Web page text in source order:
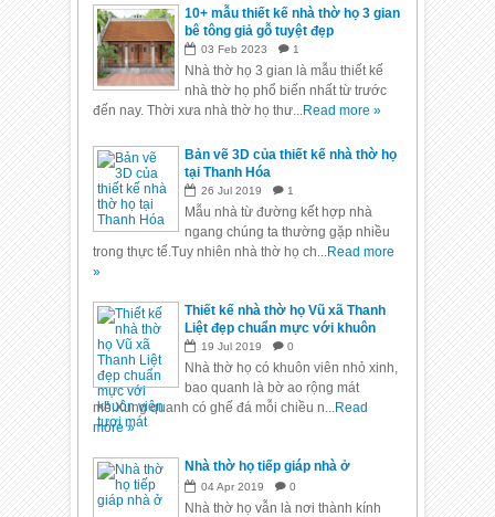
10+ mẫu thiết kế nhà thờ họ 3 gian
bê tông giả gỗ tuyệt đẹp
03 Feb 2023 1
Nhà thờ họ 3 gian là mẫu thiết kế
nhà thờ họ phổ biến nhất từ trước
đến nay. Thời xưa nhà thờ họ thư...Read more »
Bản vẽ 3D của thiết kế nhà thờ họ
tại Thanh Hóa
26 Jul 2019 1
Mẫu nhà từ đường kết hợp nhà
ngang chúng ta thường gặp nhiều
trong thực tế.Tuy nhiên nhà thờ họ ch...Read more
»
Thiết kế nhà thờ họ Vũ xã Thanh
Liệt đẹp chuẩn mực với khuôn
viên tươi mát
19 Jul 2019 0
Nhà thờ họ có khuôn viên nhỏ xinh,
bao quanh là bờ ao rộng mát
mẻ.Xung quanh có ghế đá mỗi chiều n...Read
more »
Nhà thờ họ tiếp giáp nhà ở
04 Apr 2019 0
Nhà thờ họ vẫn là nơi thành kính